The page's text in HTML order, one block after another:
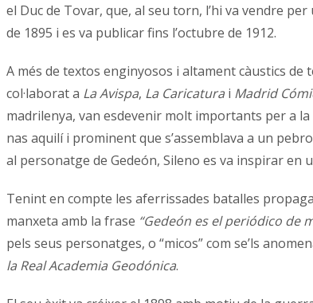
el Duc de Tovar, que, al seu torn, l’hi va vendre
de 1895 i es va publicar fins l’octubre de 1912.
A més de textos enginyosos i altament càustics de
col·laborat a La Avispa, La Caricatura i Madrid
madrilenya, van esdevenir molt importants per a
nas aquilí i prominent que s’assemblava a un
al personatge de Gedeón, Sileno es va inspirar en
Tenint en compte les aferrissades batalles
manxeta amb la frase “Gedeón es el periódico de
pels seus personatges, o “micos” com se’ls
la Real Academia Geodónica.